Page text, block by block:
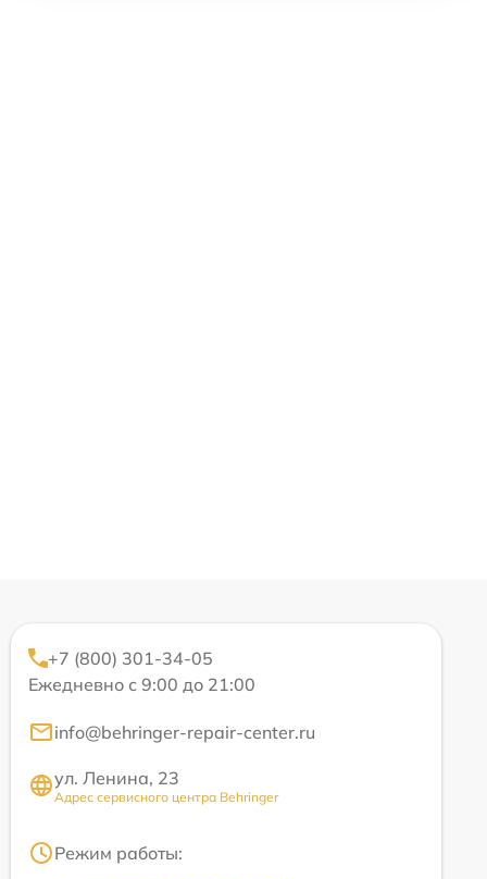
+7 (800) 301-34-05
Ежедневно с 9:00 до 21:00
info@behringer-repair-center.ru
ул. Ленина, 23
Адрес сервисного центра Behringer
Режим работы: